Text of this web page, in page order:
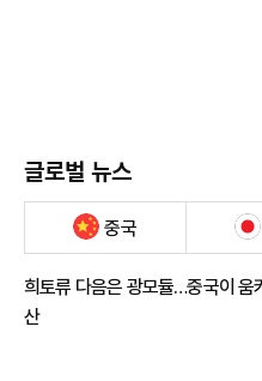
글로벌 뉴스
중국
희토류 다음은 광모듈…중국이 움
산